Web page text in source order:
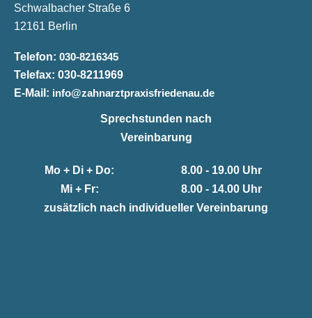
Schwalbacher Straße 6
12161 Berlin
Telefon: 030-8216345
Telefax: 030-8211969
E-Mail: info@zahnarztpraxisfriedenau.de
Sprechstunden nach
Vereinbarung
Mo + Di + Do:
8.00 - 19.00 Uhr
Mi + Fr:
8.00 - 14.00 Uhr
zusätzlich nach individueller Vereinbarung